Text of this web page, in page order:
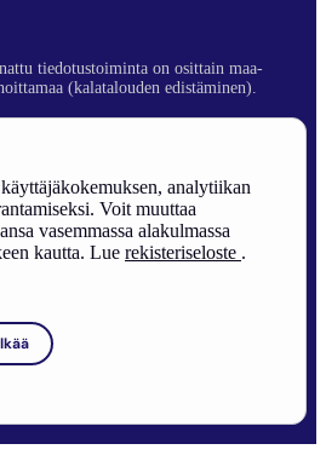
analytiikan
Voit muuttaa
vasemmassa alakulmassa
kautta. Lue rekisteriseloste .
tiedotustoiminta on osittain maa-
(kalatalouden edistäminen).
toteutus